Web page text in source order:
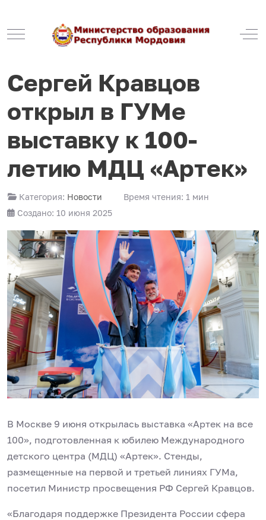
Mobile Menu Toggle
Сергей Кравцов
открыл в ГУМе
выставку к 100-
летию МДЦ «Артек»
Категория: Новости
Время чтения: 1 мин
Создано: 10 июня 2025
В Москве 9 июня открылась выставка «Артек на все
100», подготовленная к юбилею Международного
детского центра (МДЦ) «Артек». Стенды,
размещенные на первой и третьей линиях ГУМа,
посетил Министр просвещения РФ Сергей Кравцов.
«Благодаря поддержке Президента России сфера